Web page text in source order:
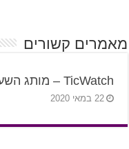
מאמרים קשורים
TicWatch – מותג השעונים החכמים מגיע לישראל
22 במאי 2020